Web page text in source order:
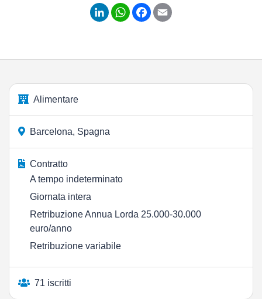
LinkedInWhatsApp
Facebook
Alimentare
Barcelona, Spagna
Contratto
A tempo indeterminato
Giornata intera
Retribuzione Annua Lorda 25.000-30.000
euro/anno
Retribuzione variabile
71 iscritti